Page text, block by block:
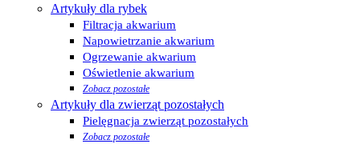
Artykuły dla rybek
Filtracja akwarium
Napowietrzanie akwarium
Ogrzewanie akwarium
Oświetlenie akwarium
Zobacz pozostałe
Artykuły dla zwierząt pozostałych
Pielęgnacja zwierząt pozostałych
Zobacz pozostałe